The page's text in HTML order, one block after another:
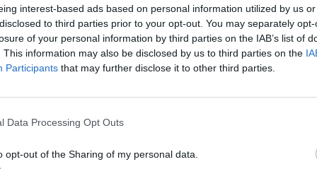
interest-based ads based on personal information utilized by us
to third parties prior to your opt-out. You may separately
of your personal information by third parties on the IAB’s list of
This information may also be disclosed by us to third parties on the
Participants that may further disclose it to other third parties.
Data Processing Opt Outs
opt-out of the Sharing of my personal data.
2014 2015 2016
2017
41.733 42.248 46.937 n.a.
2014 2015
43.869 41.959 44.638